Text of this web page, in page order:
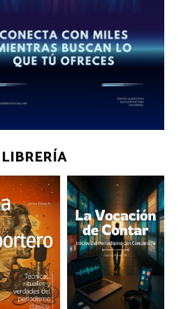
LIBRERÍA